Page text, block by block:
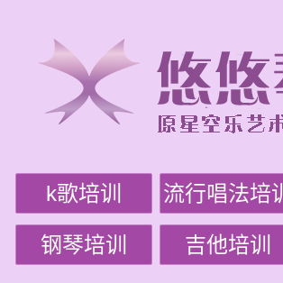
k歌培训 流行唱法培训
钢琴培训 吉他培训